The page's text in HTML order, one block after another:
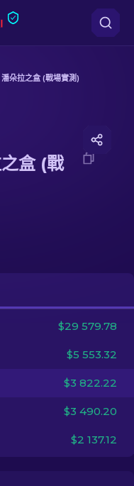
ZH-TW
朵拉之盒 (戰場實測)
盒 (戰
$29 579.78
$5 553.32
$3 822.22
$3 490.20
$2 137.12